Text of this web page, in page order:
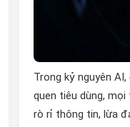
Trong kỷ nguyên
quen tiêu dùng,
rò rỉ thông tin, lừa